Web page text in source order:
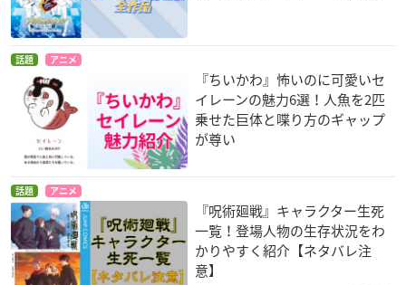
話題 アニメ
『ちいかわ』怖いのに可愛いセ
イレーンの魅力6選！人魚を2匹
乗せた巨体と喋り方のギャップ
が尊い
話題 アニメ
『呪術廻戦』キャラクター生死
一覧！登場人物の生存状況をわ
かりやすく紹介【ネタバレ注
意】